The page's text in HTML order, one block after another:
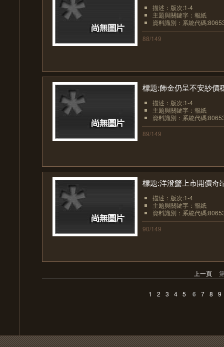
描述：版次:1-4
主題與關鍵字：報紙
資料識別：系統代碼
88/149
標題:飾金仍呈不安紗價
描述：版次:1-4
主題與關鍵字：報紙
資料識別：系統代碼
89/149
標題:洋澄蟹上市開價奇
描述：版次:1-4
主題與關鍵字：報紙
資料識別：系統代碼
90/149
上一頁
1 2 3 4 5 6 7 8 9